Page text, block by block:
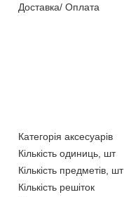
Доставка/ Оплата
Категорія аксесуарів
Кількість одиниць, шт
Кількість предметів, шт
Кількість решіток